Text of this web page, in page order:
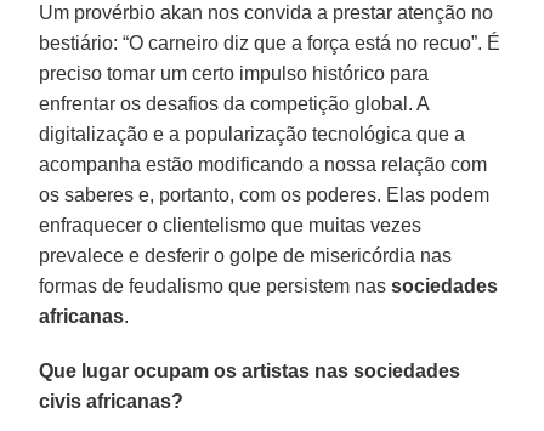
Um provérbio akan nos convida a prestar atenção no
bestiário: “O carneiro diz que a força está no recuo”. É
preciso tomar um certo impulso histórico para
enfrentar os desafios da competição global. A
digitalização e a popularização tecnológica que a
acompanha estão modificando a nossa relação com
os saberes e, portanto, com os poderes. Elas podem
enfraquecer o clientelismo que muitas vezes
prevalece e desferir o golpe de misericórdia nas
formas de feudalismo que persistem nassociedades
africanas.
Que lugar ocupam os artistas nas sociedades
civis africanas?